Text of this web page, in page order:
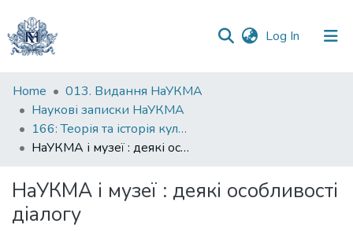
Log In (current)
Communities
&
Collections
All of DSpace
Statistics
Home
013. Видання НаУКМА
Наукові записки НаУКМА
166: Теорія та історія культури
НаУКМА і музеї : деякі особливості діалогу
НаУКМА і музеї : деякі особливості
діалогу